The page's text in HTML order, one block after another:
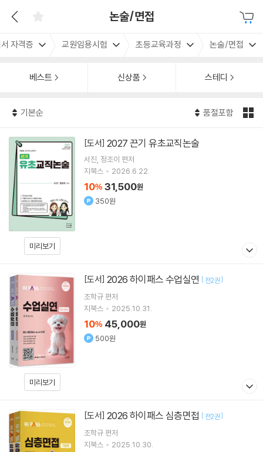
논술/면접
자격증 교원임용시험 초등교육과정 논술/면접
베스트 신상품 스테디
기본순 품절포함
미리보기
[도서] 2027 끈기 유초교직논술
서진 정조이 편저
지북스
2026.6.22.
10% 31,500원
350원
미리보기
[도서] 2026 하이패스 수업실연 [ 전2권]
조학규 편저
지북스
2025.10.31.
10% 45,000원
500원
[도서] 2026 하이패스 심층면접 [ 전2권]
조학규 편저
지북스
2025.10.30.